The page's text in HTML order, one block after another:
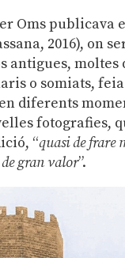
Oms
2016), on
antigues,
o somiats,
diferents
fotografies,
“quasi de frare
gran valor”.